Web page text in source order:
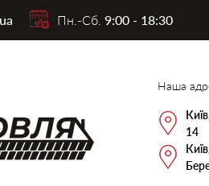
Пн.-Сб. 9:00 - 18:30
Наша
14